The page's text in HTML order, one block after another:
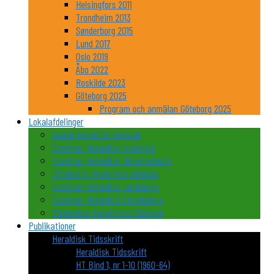
Helsingfors 2011
Trondheim 2013
Sønderborg 2015
Lund 2017
Oslo 2019
Åbo 2022
Roskilde 2023
Göteborg 2025
Program och anmälan Göteborg 2025
Lokalafdelinger
Dansk Heraldisk Selskab
Societas Heraldica Islandica
Societas Heraldica Nidarosiensis
Göteborgs heraldiska sällskap
Societas Heraldica Lundensis
Societas Heraldica Upsaliensis
Värmlands Heraldiska Sällskap
Publikationer
Heraldisk Tidsskrift
Heraldisk Tidsskrift
HT Bind 1, nr 1-10 (1960-64)